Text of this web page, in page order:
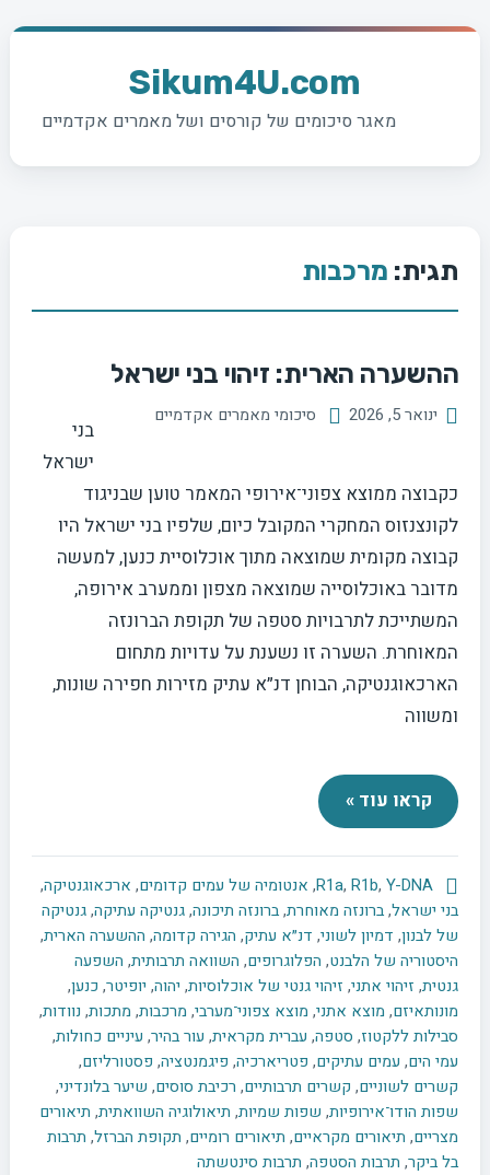
Sikum4U.com
מאגר סיכומים של קורסים ושל מאמרים אקדמיים
תגית: מרכבות
ההשערה הארית: זיהוי בני ישראל
ינואר 5, 2026 סיכומי מאמרים אקדמיים
בני
ישראל
כקבוצה ממוצא צפוני־אירופי המאמר טוען שבניגוד
לקונצנזוס המחקרי המקובל כיום, שלפיו בני ישראל היו
קבוצה מקומית שמוצאה מתוך אוכלוסיית כנען, למעשה
מדובר באוכלוסייה שמוצאה מצפון וממערב אירופה,
המשתייכת לתרבויות סטפה של תקופת הברונזה
המאוחרת. השערה זו נשענת על עדויות מתחום
הארכאוגנטיקה, הבוחן דנ״א עתיק מזירות חפירה שונות,
ומשווה
קראו עוד »
R1a,R1b,Y-DNA
, אנטומיה של עמים קדומים, ארכאוגנטיקה,
בני ישראל,ברונזה מאוחרת,ברונזה תיכונה,גנטיקה עתיקה,גנטיקה
של לבנון, דמיון לשוני, דנ״א עתיק, הגירה קדומה, ההשערה הארית,
היסטוריה של הלבנט, הפלוגרופים, השוואה תרבותית, השפעה
גנטית, זיהוי אתני, זיהוי גנטי של אוכלוסיות, יהוה, יופיטר, כנען,
מונותאיזם, מוצא אתני, מוצא צפוני־מערבי, מרכבות, מתכות, נוודות,
סבילות ללקטוז, סטפה, עברית מקראית, עור בהיר, עיניים כחולות,
עמי הים, עמים עתיקים, פטריארכיה, פיגמנטציה, פסטורליזם,
קשרים לשוניים, קשרים תרבותיים, רכיבת סוסים, שיער בלונדיני,
שפות הודו־אירופיות, שפות שמיות, תיאולוגיה השוואתית, תיאורים
מצריים, תיאורים מקראיים, תיאורים רומיים, תקופת הברזל, תרבות
בל ביקר, תרבות הסטפה, תרבות סינטשתה